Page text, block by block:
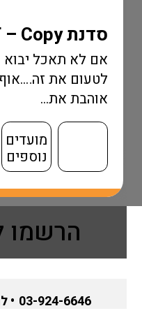
סדנת OUTFIT – Copy
אם לא תאכל יבוא
לטעום את
אוהבת את...
מועדים
נוספים
הרשמו
03-924-6646 • לח"י 31